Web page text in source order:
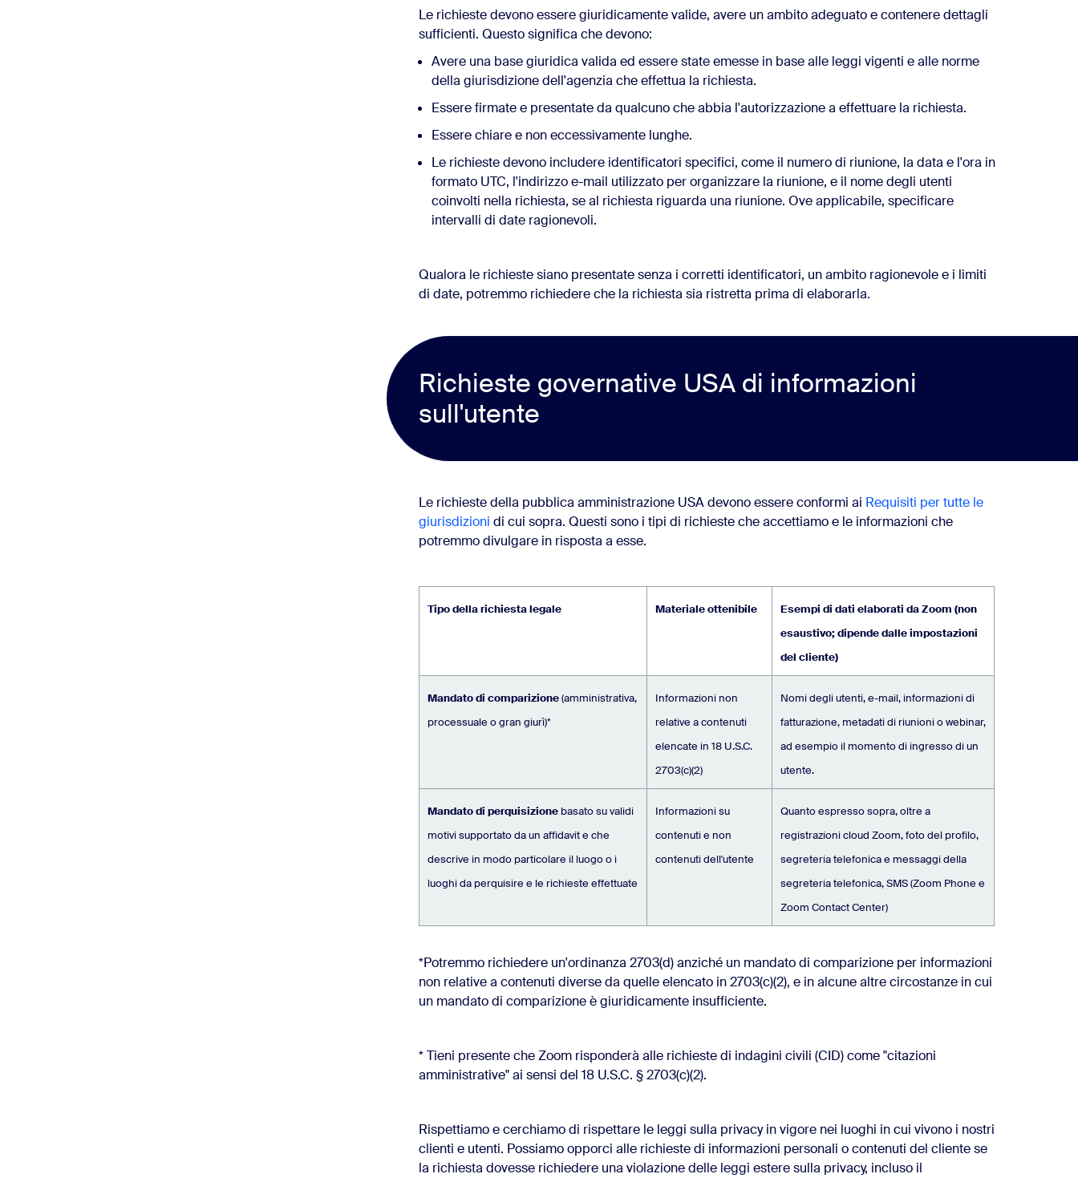
Le richieste devono essere giuridicamente valide, avere un ambito adeguato e contenere dettagli
sufficienti. Questo significa che devono:
Avere una base giuridica valida ed essere state emesse in base alle leggi vigenti e alle norme
della giurisdizione dell'agenzia che effettua la richiesta.
Essere firmate e presentate da qualcuno che abbia l'autorizzazione a effettuare la richiesta.
Essere chiare e non eccessivamente lunghe.
Le richieste devono includere identificatori specifici, come il numero di riunione, la data e l'ora in
formato UTC, l'indirizzo e-mail utilizzato per organizzare la riunione, e il nome degli utenti
coinvolti nella richiesta, se al richiesta riguarda una riunione. Ove applicabile, specificare
intervalli di date ragionevoli.
Qualora le richieste siano presentate senza i corretti identificatori, un ambito ragionevole e i limiti
di date, potremmo richiedere che la richiesta sia ristretta prima di elaborarla.
Richieste governative USA di informazioni
sull'utente
Le richieste della pubblica amministrazione USA devono essere conformi ai Requisiti per tutte le
giurisdizioni di cui sopra. Questi sono i tipi di richieste che accettiamo e le informazioni che
potremmo divulgare in risposta a esse.
Tipo della richiesta legale Materiale ottenibile
Esempi di dati elaborati da Zoom (non
esaustivo; dipende dalle impostazioni
del cliente)
Mandato di comparizione(amministrativa,
processuale o gran giurì)*
Informazioni non
relative a contenuti
elencate in 18 U.S.C.
2703(c)(2)
Nomi degli utenti, e-mail, informazioni di
fatturazione, metadati di riunioni o webinar,
ad esempio il momento di ingresso di un
utente.
Mandato di perquisizione basato su validi
motivi supportato da un affidavit e che
descrive in modo particolare il luogo o i
luoghi da perquisire e le richieste effettuate
Informazioni su
contenuti e non
contenuti dell'utente
Quanto espresso sopra, oltre a
registrazioni cloud Zoom, foto del profilo,
segreteria telefonica e messaggi della
segreteria telefonica, SMS (Zoom Phone e
Zoom Contact Center)
*Potremmo richiedere un'ordinanza 2703(d) anziché un mandato di comparizione per informazioni
non relative a contenuti diverse da quelle elencato in 2703(c)(2), e in alcune altre circostanze in cui
un mandato di comparizione è giuridicamente insufficiente.
* Tieni presente che Zoom risponderà alle richieste di indagini civili (CID) come "citazioni
amministrative" ai sensi del 18 U.S.C. § 2703(c)(2).
Rispettiamo e cerchiamo di rispettare le leggi sulla privacy in vigore nei luoghi in cui vivono i nostri
clienti e utenti. Possiamo opporci alle richieste di informazioni personali o contenuti del cliente se
la richiesta dovesse richiedere una violazione delle leggi estere sulla privacy, incluso il